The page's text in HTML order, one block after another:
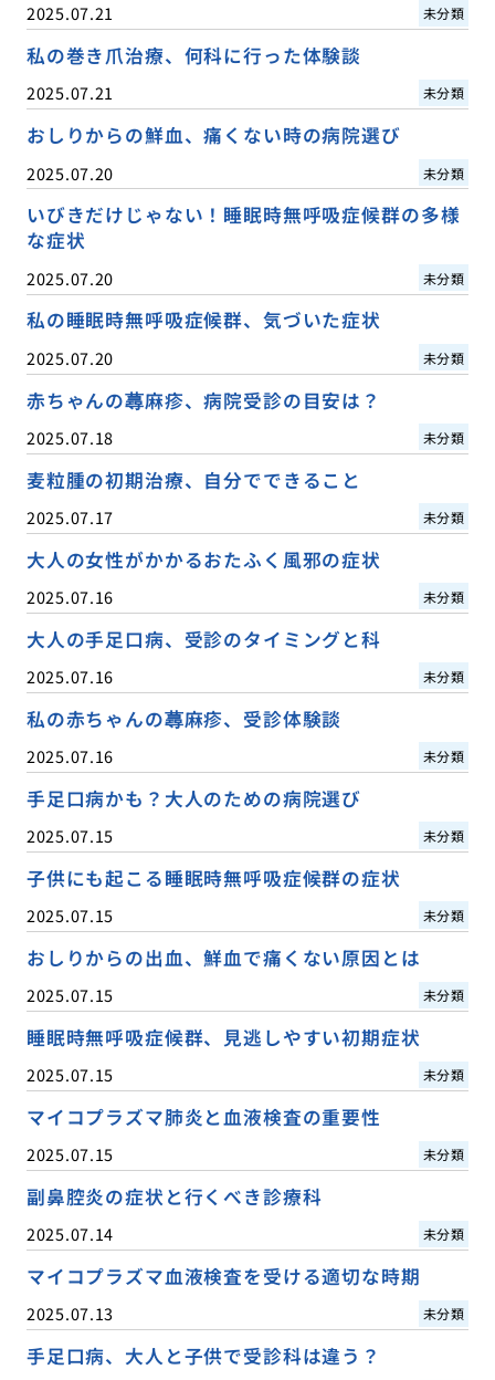
2025.07.21 未分類
私の巻き爪治療、何科に行った体験談
2025.07.21 未分類
おしりからの鮮血、痛くない時の病院選び
2025.07.20 未分類
いびきだけじゃない！睡眠時無呼吸症候群の多様
な症状
2025.07.20 未分類
私の睡眠時無呼吸症候群、気づいた症状
2025.07.20 未分類
赤ちゃんの蕁麻疹、病院受診の目安は？
2025.07.18 未分類
麦粒腫の初期治療、自分でできること
2025.07.17 未分類
大人の女性がかかるおたふく風邪の症状
2025.07.16 未分類
大人の手足口病、受診のタイミングと科
2025.07.16 未分類
私の赤ちゃんの蕁麻疹、受診体験談
2025.07.16 未分類
手足口病かも？大人のための病院選び
2025.07.15 未分類
子供にも起こる睡眠時無呼吸症候群の症状
2025.07.15 未分類
おしりからの出血、鮮血で痛くない原因とは
2025.07.15 未分類
睡眠時無呼吸症候群、見逃しやすい初期症状
2025.07.15 未分類
マイコプラズマ肺炎と血液検査の重要性
2025.07.15 未分類
副鼻腔炎の症状と行くべき診療科
2025.07.14 未分類
マイコプラズマ血液検査を受ける適切な時期
2025.07.13 未分類
手足口病、大人と子供で受診科は違う？